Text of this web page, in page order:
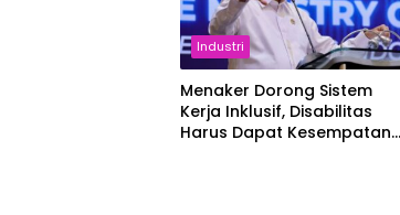
Industri
Menaker Dorong Sistem
Kerja Inklusif, Disabilitas
Harus Dapat Kesempatan